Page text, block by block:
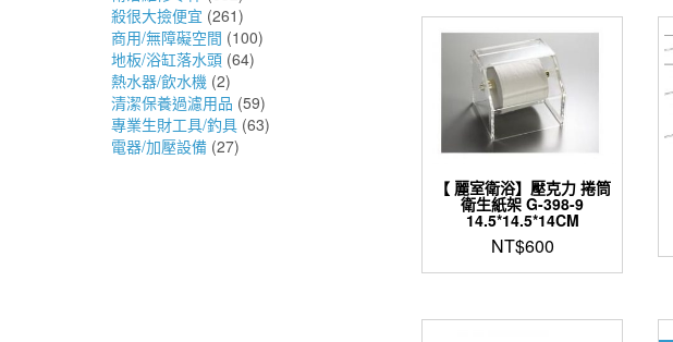
殺很大撿便宜 (261)
商用/無障礙空間 (100)
地板/浴缸落水頭 (64)
熱水器/飲水機 (2)
清潔保養過濾用品 (59)
專業生財工具/釣具 (63)
電器/加壓設備 (27)
有
多
種
款
式。
可
在
產
品
頁
面
【 麗室衛浴】壓克力 捲筒
衛生紙架 G-398-9
14.5*14.5*14CM
NT$600